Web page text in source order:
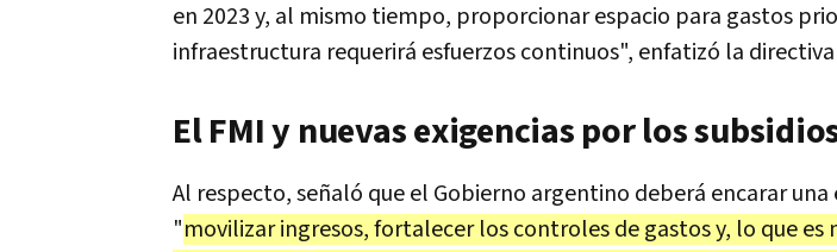
en 2023 y, al mismo tiempo, proporcionar espacio para gastos
infraestructura requerirá esfuerzos continuos", enfatizó la
El FMI y nuevas exigencias por los
Al respecto, señaló que el Gobierno argentino deberá encarar
"movilizar ingresos, fortalecer los controles de gastos y, lo que